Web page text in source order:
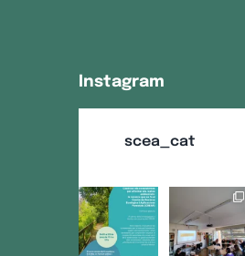
Instagram
scea_cat